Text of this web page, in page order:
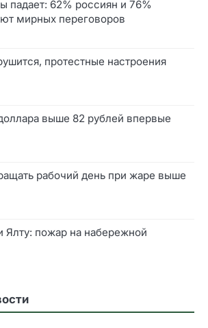
падает: 62% россиян и 76%
мирных переговоров
протестные настроения
выше 82 рублей впервые
рабочий день при жаре выше
Ялту: пожар на набережной